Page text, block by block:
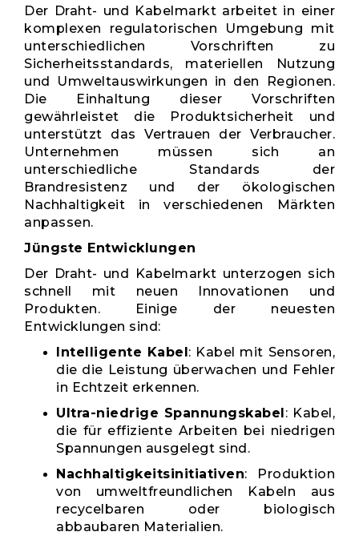
Der Draht- und Kabelmarkt arbeitet in einer
komplexen regulatorischen Umgebung mit
unterschiedlichen Vorschriften zu
Sicherheitsstandards, materiellen Nutzung
und Umweltauswirkungen in den Regionen.
Die Einhaltung dieser Vorschriften
gewährleistet die Produktsicherheit und
unterstützt das Vertrauen der Verbraucher.
Unternehmen müssen sich an
unterschiedliche Standards der
Brandresistenz und der ökologischen
Nachhaltigkeit in verschiedenen Märkten
anpassen.
Jüngste Entwicklungen
Der Draht- und Kabelmarkt unterzogen sich
schnell mit neuen Innovationen und
Produkten. Einige der neuesten
Entwicklungen sind:
Intelligente Kabel: Kabel mit Sensoren,
die die Leistung überwachen und Fehler
in Echtzeit erkennen.
Ultra-niedrige Spannungskabel: Kabel,
die für effiziente Arbeiten bei niedrigen
Spannungen ausgelegt sind.
Nachhaltigkeitsinitiativen: Produktion
von umweltfreundlichen Kabeln aus
recycelbaren oder biologisch
abbaubaren Materialien.